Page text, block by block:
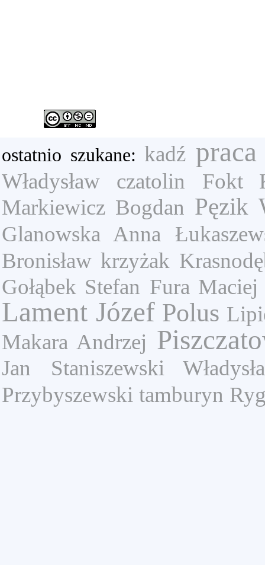
ostatnio szukane: kadź praca
Władysław czatolin
Fokt
Markiewicz Bogdan Pęzik
Glanowska Anna
Bronisław krzyżak
Gołąbek Stefan Fura Maciej
Lament Józef Polus
Makara Andrzej
Jan
Staniszewski
Przybyszewski tamburyn